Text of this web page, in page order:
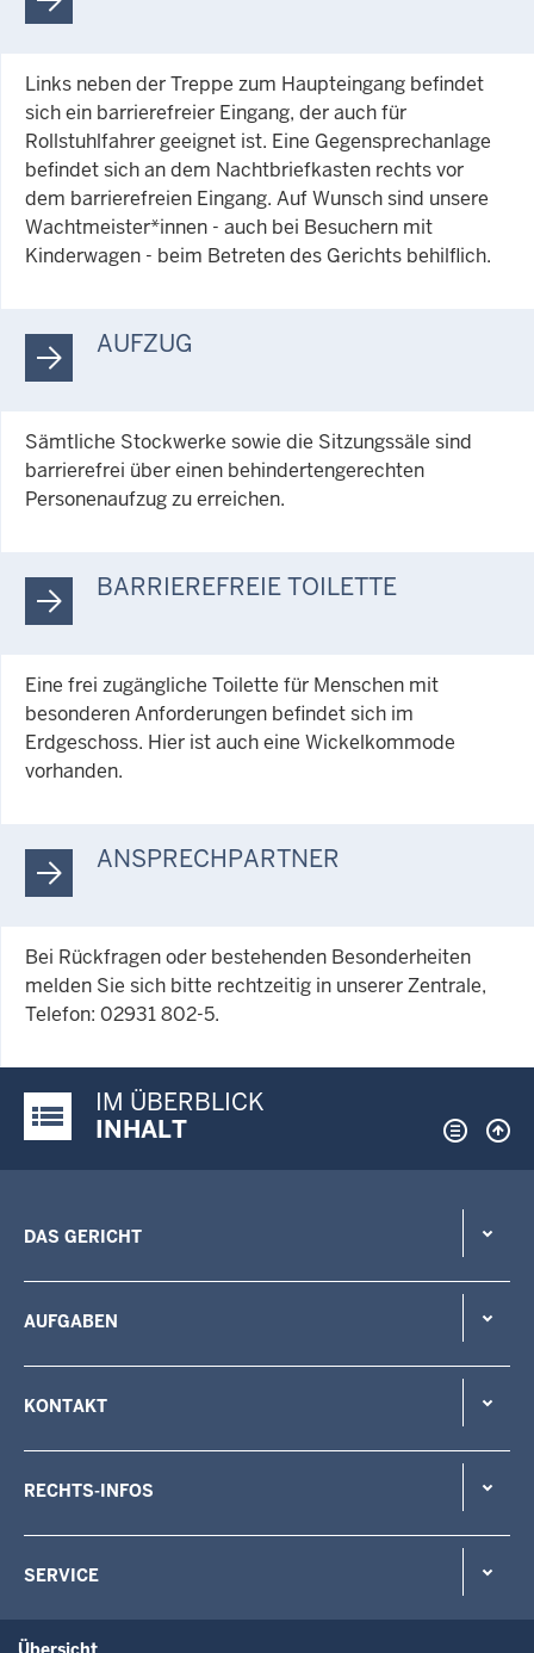
Links neben der Treppe zum Haupteingang befindet
sich ein barrierefreier Eingang, der auch für
Rollstuhlfahrer geeignet ist. Eine Gegensprechanlage
befindet sich an dem Nachtbriefkasten rechts vor
dem barrierefreien Eingang. Auf Wunsch sind unsere
Wachtmeister*innen - auch bei Besuchern mit
Kinderwagen - beim Betreten des Gerichts behilflich.
AUFZUG
Sämtliche Stockwerke sowie die Sitzungssäle sind
barrierefrei über einen behindertengerechten
Personenaufzug zu erreichen.
BARRIEREFREIE TOILETTE
Eine frei zugängliche Toilette für Menschen mit
besonderen Anforderungen befindet sich im
Erdgeschoss. Hier ist auch eine Wickelkommode
vorhanden.
ANSPRECHPARTNER
Bei Rückfragen oder bestehenden Besonderheiten
melden Sie sich bitte rechtzeitig in unserer Zentrale,
Telefon: 02931 802-5.
Justiz-Portal im Überblick:
IM ÜBERBLICK
INHALT
DAS GERICHT
AUFGABEN
KONTAKT
RECHTS-INFOS
SERVICE